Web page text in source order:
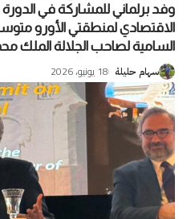
وفد برلماني للمشاركة في الدورة
الاقتصادي لمنطقتي الأورو
السامية لصاحب الجلالة الملك
سهام حليلة 18 يونيو، 2026